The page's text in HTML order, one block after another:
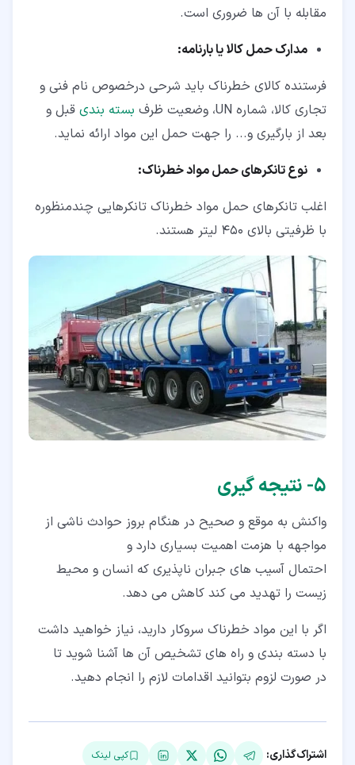
مقابله با آن ها ضروری است.
مدارک حمل کالا یا بارنامه:
فرستنده کالای خطرناک باید شرحی درخصوص نام فنی و
تجاری کالا، شماره UN، وضعیت ظرف
بسته بندی قبل و
بعد از بارگیری و... را جهت حمل این مواد ارائه نماید.
نوع تانکرهای حمل مواد خطرناک:
اغلب تانکرهای حمل مواد خطرناک تانکرهایی چندمنظوره
با ظرفیتی بالای 450 لیتر هستند.
۵‏- نتیجه گیری
واکنش به موقع و صحیح در هنگام بروز حوادث ناشی از
مواجهه با هزمت اهمیت بسیاری دارد و
احتمال آسیب های جبران ناپذیری که انسان و محیط
زیست را تهدید می کند کاهش می دهد.
اگر با این مواد خطرناک سروکار دارید، نیاز خواهید داشت
با دسته بندی و راه های تشخیص آن ها آشنا شوید تا
در صورت لزوم بتوانید اقدامات لازم را انجام دهید.
اشتراک‌گذاری: کپی لینک